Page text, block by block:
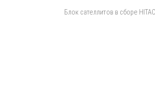
Блок сателлитов в сборе